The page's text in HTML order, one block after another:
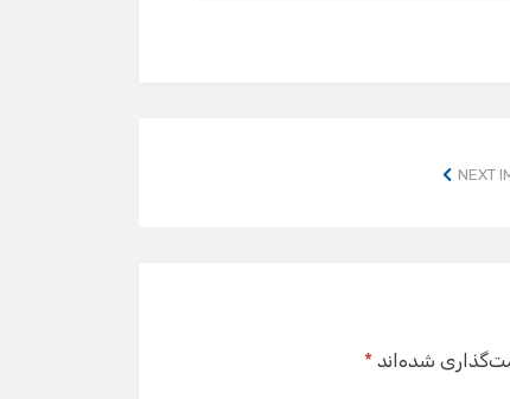
NEXT
شده‌اند*